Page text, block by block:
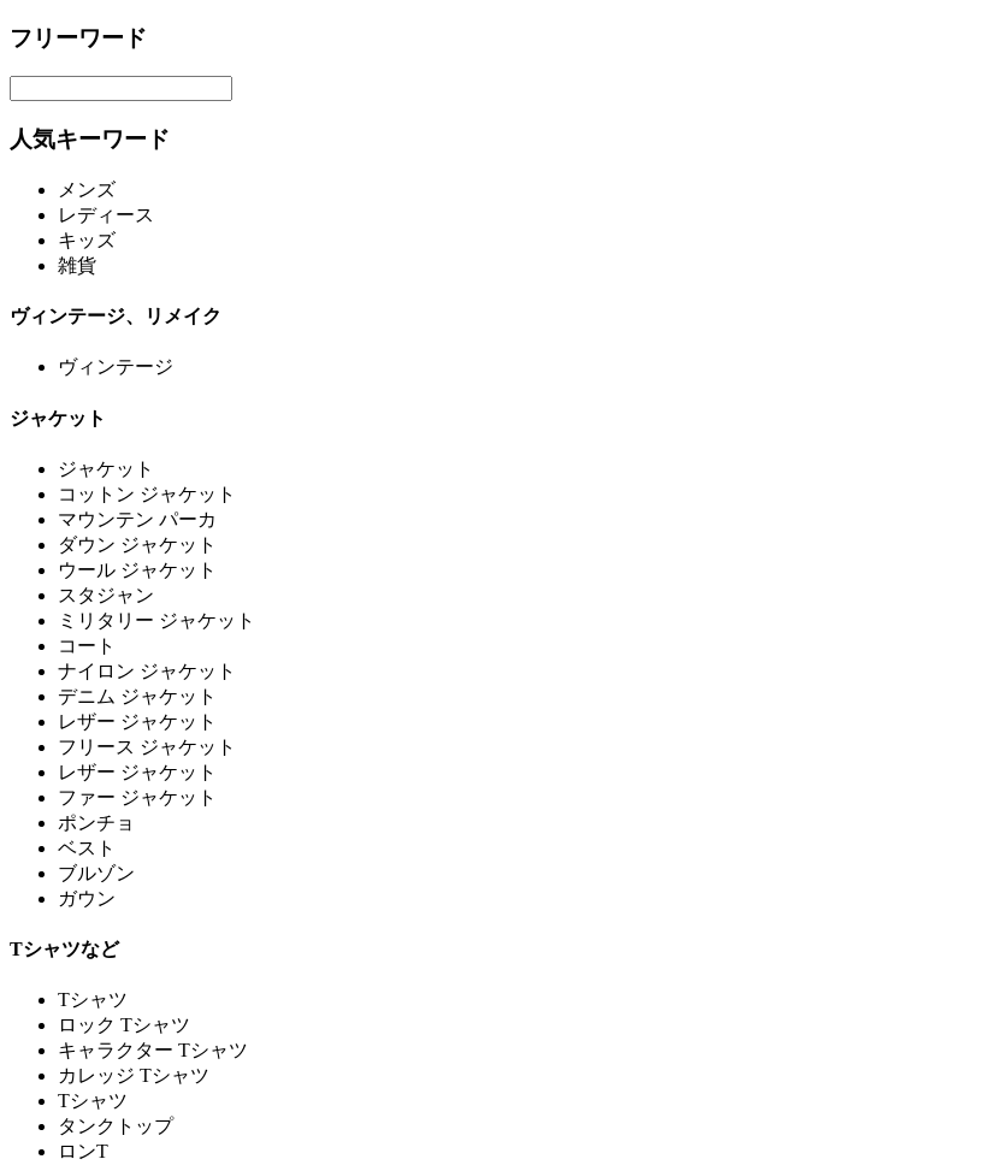
フリーワード
人気キーワード
メンズ
レディース
キッズ
雑貨
ヴィンテージ、リメイク
ヴィンテージ
ジャケット
ジャケット
コットン ジャケット
マウンテン パーカ
ダウン ジャケット
ウール ジャケット
スタジャン
ミリタリー ジャケット
コート
ナイロン ジャケット
デニム ジャケット
レザー ジャケット
フリース ジャケット
レザー ジャケット
ファー ジャケット
ポンチョ
ベスト
ブルゾン
ガウン
Tシャツなど
Tシャツ
ロック Tシャツ
キャラクター Tシャツ
カレッジ Tシャツ
Tシャツ
タンクトップ
ロンT